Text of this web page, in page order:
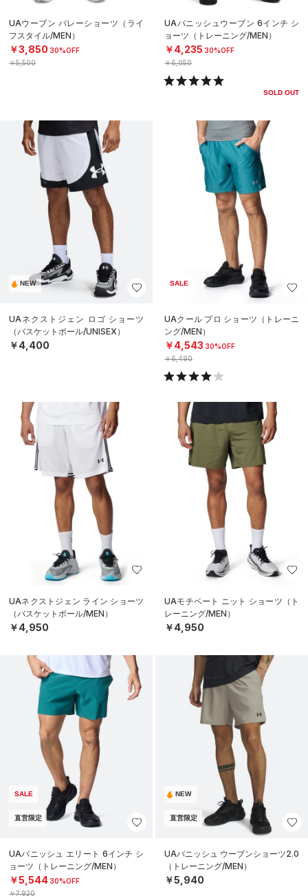
UAウーブン バレーショーツ（ライ
フスタイル/MEN）
￥3,850 30%OFF
￥5,500
UAバニッシュウーブン 6インチ シ
ョーツ（トレーニング/MEN）
￥4,235 30%OFF
￥6,050
SOLD OUT
NEW
UAネクストジェン ロゴ ショーツ
（バスケットボール/UNISEX）
￥4,400
SALE
UAクール プロ ショーツ（トレーニ
ング/MEN）
￥4,543 30%OFF
￥6,490
UAネクストジェン ライン ショーツ
（バスケットボール/MEN）
￥4,950
UAモチベート ニット ショーツ（ト
レーニング/MEN）
￥4,950
SALE
直営限定
UAバニッシュ エリート 6インチ シ
ョーツ（トレーニング/MEN）
￥5,54430%OFF
￥7,920
NEW
直営限定
UAバニッシュ ウーブンショーツ2.0
（トレーニング/MEN）
￥5,940